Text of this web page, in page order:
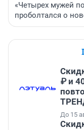
«Четырех мужей
проболтался о
₽ и
До 15